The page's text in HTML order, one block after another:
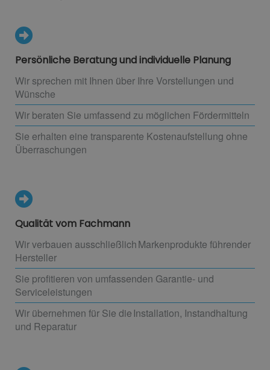
Persönliche Beratung und individuelle Planung
Wir sprechen mit Ihnen über Ihre Vorstellungen und
Wünsche
Wir beraten Sie umfassend zu möglichen Fördermitteln
Sie erhalten eine transparente Kostenaufstellung ohne
Überraschungen
Qualität vom Fachmann
Wir verbauen ausschließlich Markenprodukte führender
Hersteller
Sie profitieren von umfassenden Garantie- und
Serviceleistungen
Wir übernehmen für Sie die Installation, Instandhaltung
und Reparatur